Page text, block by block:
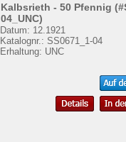
Kalbsrieth - 50 Pfennig
04_UNC)
Datum: 12.1921
Katalognr.: SS0671_1-04
Erhaltung: UNC